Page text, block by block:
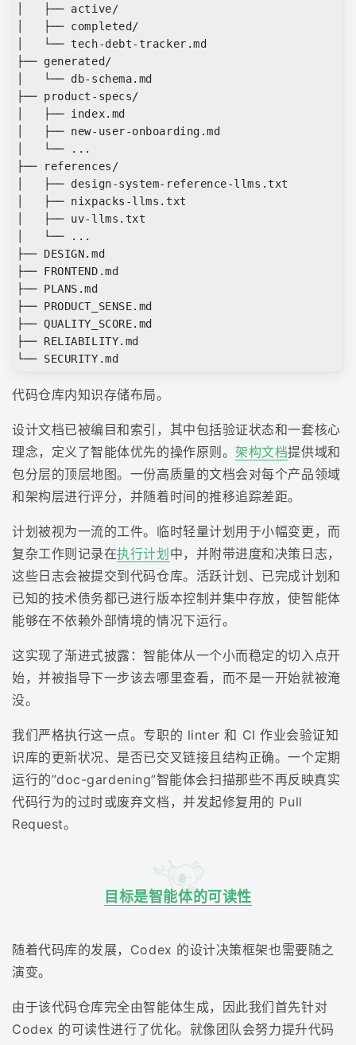
│   ├── active/
│   ├── completed/
│   └── tech-debt-tracker.md
├── generated/
│   └── db-schema.md
├── product-specs/
│   ├── index.md
│   ├── new-user-onboarding.md
│   └── ...
├── references/
│   ├── design-system-reference-llms.txt
│   ├── nixpacks-llms.txt
│   ├── uv-llms.txt
│   └── ...
├── DESIGN.md
├── FRONTEND.md
├── PLANS.md
├── PRODUCT_SENSE.md
├── QUALITY_SCORE.md
├── RELIABILITY.md
代码仓库内知识存储布局。
设计文档已被编目和索引，其中包括验证状态和一套核心
理念，定义了智能体优先的操作原则。架构文档提供域和
包分层的顶层地图。一份高质量的文档会对每个产品领域
和架构层进行评分，并随着时间的推移追踪差距。
计划被视为一流的工件。临时轻量计划用于小幅变更，而
复杂工作则记录在执行计划 中，并附带进度和决策日志，
这些日志会被提交到代码仓库。活跃计划、已完成计划和
已知的技术债务都已进行版本控制并集中存放，使智能体
能够在不依赖外部情境的情况下运行。
这实现了渐进式披露：智能体从一个小而稳定的切入点开
始，并被指导下一步该去哪里查看，而不是一开始就被淹
没。
我们严格执行这一点。专职的 linter 和 CI 作业会验证知
识库的更新状况、是否已交叉链接且结构正确。一个定期
运行的”doc-gardening”智能体会扫描那些不再反映真实
代码行为的过时或废弃文档，并发起修复用的 Pull
Request。
目标是智能体的可读性
随着代码库的发展，Codex 的设计决策框架也需要随之
演变。
由于该代码仓库完全由智能体生成，因此我们首先针对
Codex 的可读性进行了优化。就像团队会努力提升代码